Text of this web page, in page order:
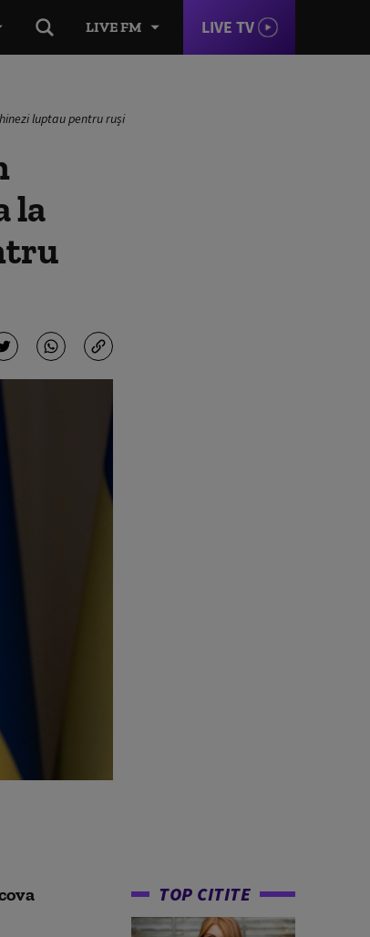
LIVE FM LIVE TV
luptau pentru ruși
la
TOP CITITE